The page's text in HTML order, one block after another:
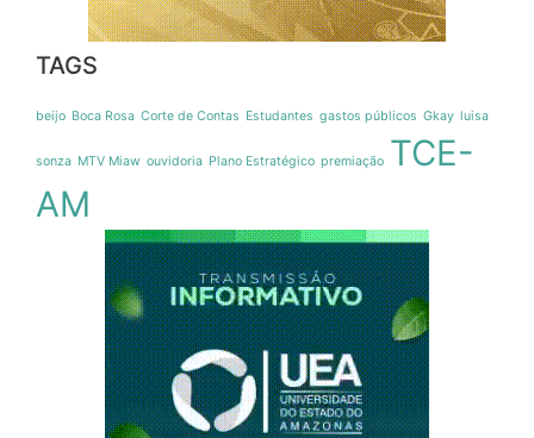
TAGS
beijo Boca Rosa Corte de Contas Estudantes gastos públicos Gkay luisa
sonza MTV Miaw ouvidoria Plano Estratégico premiação TCE-
AM